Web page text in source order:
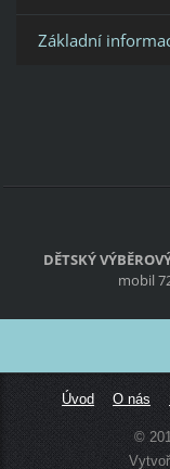
Základní
DĚTSKÝ
mobil
Úvod O nás
©